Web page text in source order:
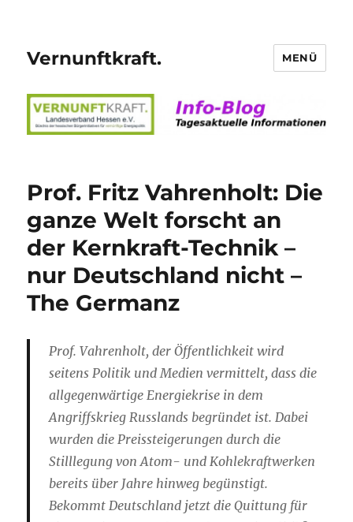
Vernunftkraft. MENÜ
Prof. Fritz Vahrenholt: Die
ganze Welt forscht an
der Kernkraft-Technik –
nur Deutschland nicht –
The Germanz
Prof. Vahrenholt, der Öffentlichkeit wird
seitens Politik und Medien vermittelt, dass die
allgegenwärtige Energiekrise in dem
Angriffskrieg Russlands begründet ist. Dabei
wurden die Preissteigerungen durch die
Stilllegung von Atom- und Kohlekraftwerken
bereits über Jahre hinweg begünstigt.
Bekommt Deutschland jetzt die Quittung für